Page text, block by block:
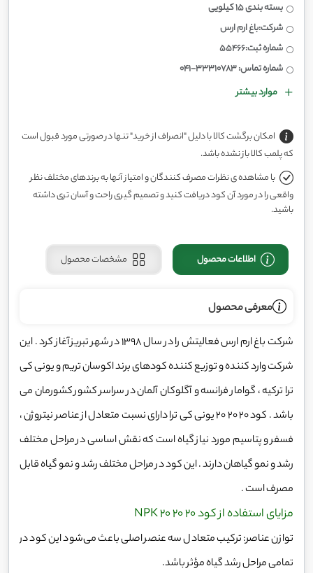
بسته بندی 15 کیلویی
شرکت:باغ ارم ارس
شماره ثبت:55466
شماره تماس: 33310783-041
موارد بیشتر
امکان برگشت کالا با دلیل "انصراف از خرید" تنها در صورتی مورد قبول است
که پلمب کالا باز نشده باشد.
با مشاهده ی نظرات مصرف کنندگان و امتیاز آنها به برندهای مختلف نظر
واقعی را در مورد آن کود دریافت کنید و تصمیم گیری راحت و آسان تری داشته
باشید.
اطلاعات محصول مشخصات محصول
معرفی محصول
شرکت باغ ارم ارس فعالیتش را در سال 1398 در شهر تبریز آغاز کرد . این
شرکت وارد کننده و توزیع کننده کودهای برند اکوسان تریم و یونی کی
ترا ترکیه ، گوامار فرانسه و آگلوکان آلمان در سراسر کشور کشورمان می
باشد . کود 20 20 20 یونی کی ترا دارای نسبت متعادل از عناصر نیتروژن ،
فسفر و پتاسیم مورد نیاز گیاه است که نقش اساسی در مراحل مختلف
رشد و نمو گیاهان دارند . این کود در مراحل مختلف رشد و نمو گیاه قابل
مصرف است .
مزایای استفاده از کود NPK 20 20 20
توازن عناصر: ترکیب متعادل سه عنصر اصلی باعث می‌شود این کود در
تمامی مراحل رشد گیاه مؤثر باشد.